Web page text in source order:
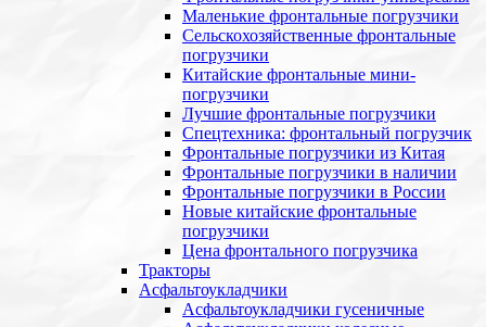
Маленькие фронтальные погрузчики
Сельскохозяйственные фронтальные
погрузчики
Китайские фронтальные мини-
погрузчики
Лучшие фронтальные погрузчики
Спецтехника: фронтальный погрузчик
Фронтальные погрузчики из Китая
Фронтальные погрузчики в наличии
Фронтальные погрузчики в России
Новые китайские фронтальные
погрузчики
Цена фронтального погрузчика
Тракторы
Асфальтоукладчики
Асфальтоукладчики гусеничные